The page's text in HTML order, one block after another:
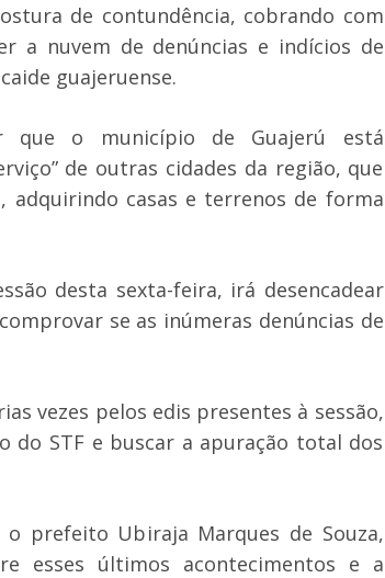
de contundência, cobrando com
a nuvem de denúncias e indícios de
guajeruense.
que o município de Guajerú está
de outras cidades da região, que
casas e terrenos de forma
desta sexta-feira, irá desencadear
se as inúmeras denúncias de
vezes pelos edis presentes à sessão,
do STF e buscar a apuração total dos
prefeito Ubiraja Marques de Souza,
esses últimos acontecimentos e a